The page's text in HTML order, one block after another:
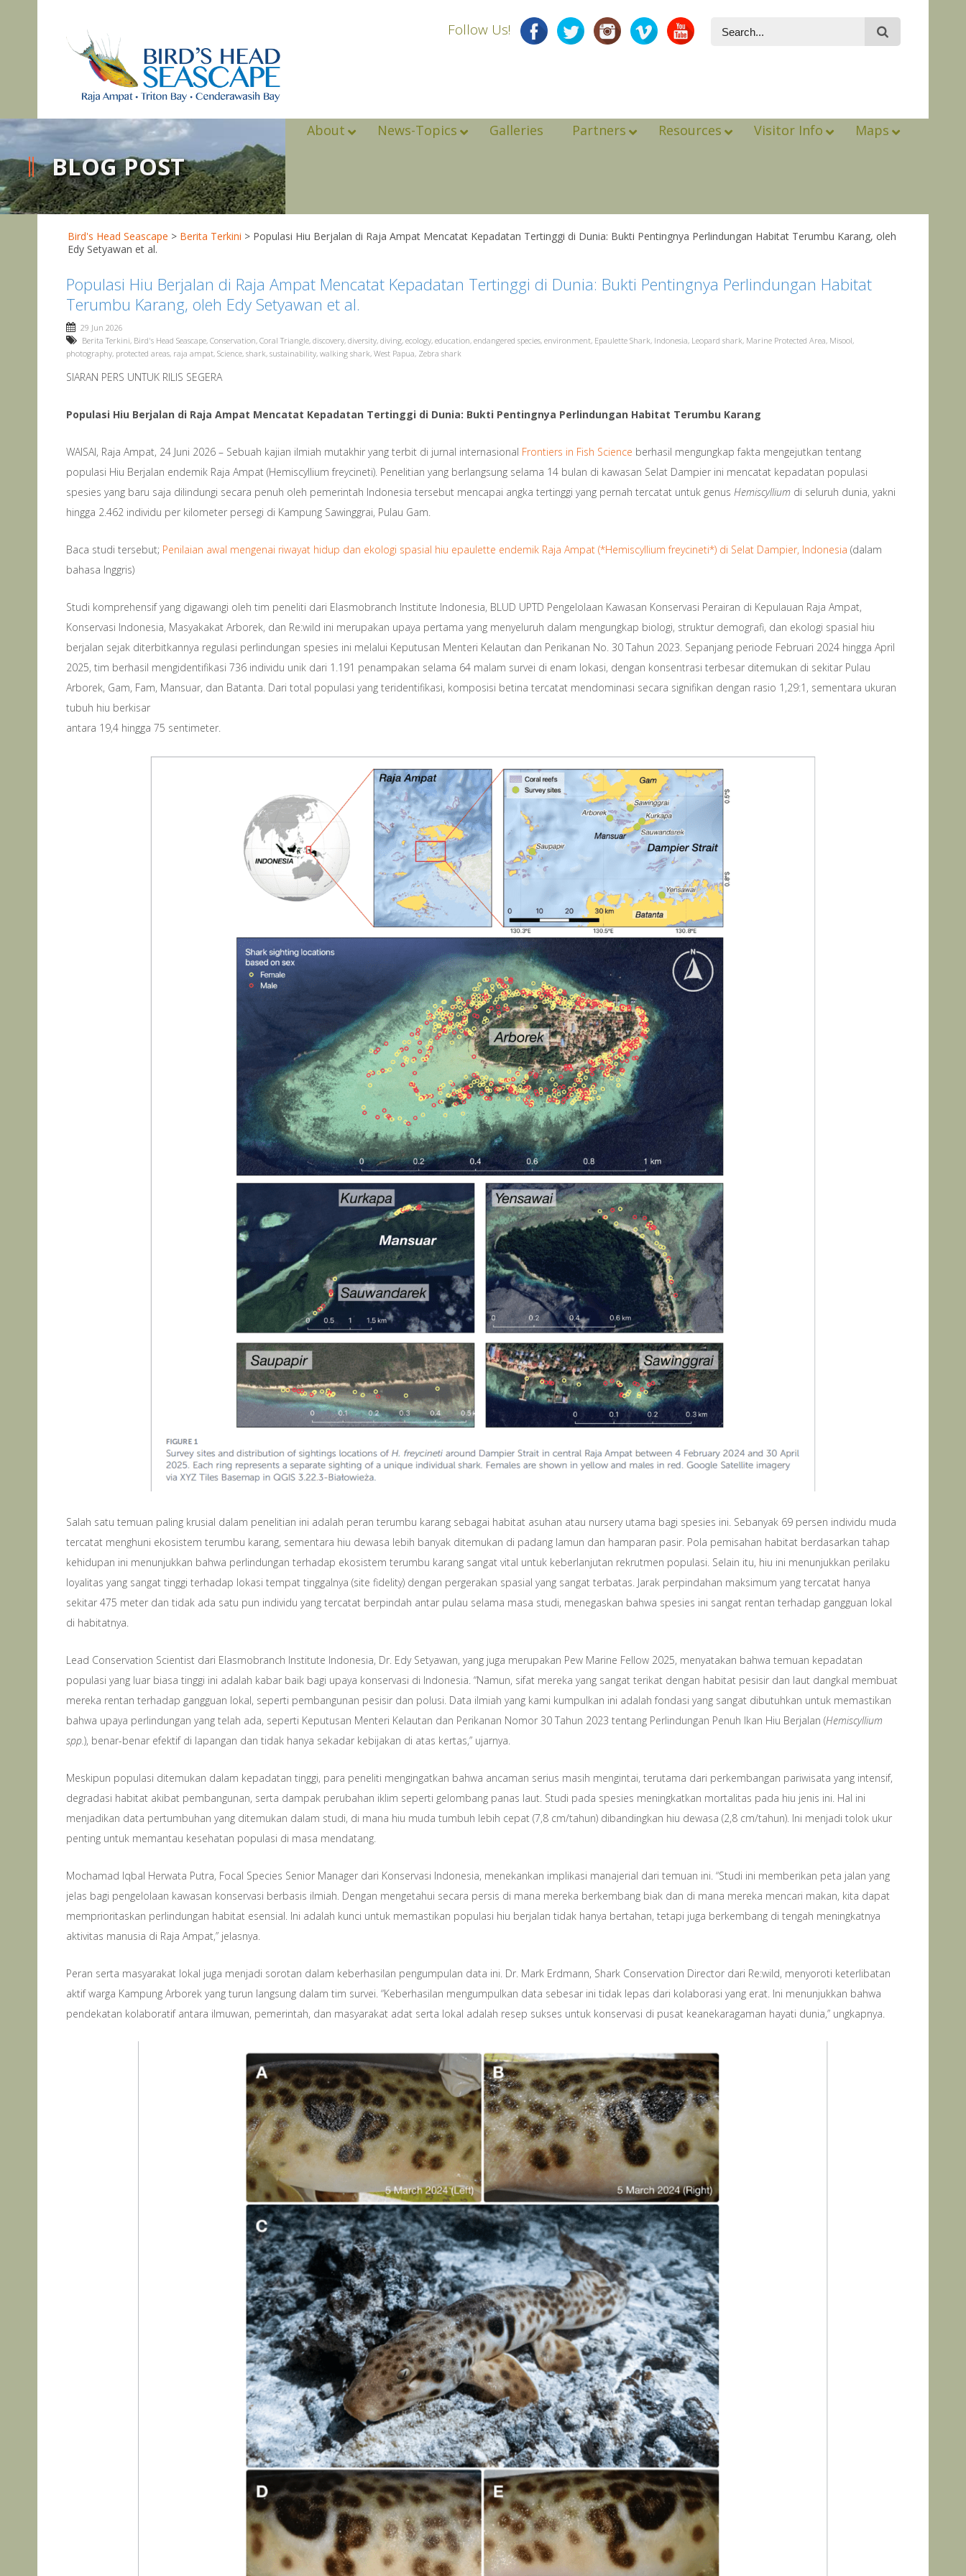
Follow Us!
About News-Topics Galleries Partners Resources Visitor Info Maps
BLOG POST
Bird's Head Seascape > Berita Terkini > Populasi Hiu Berjalan di Raja Ampat Mencatat Kepadatan Tertinggi di Dunia: Bukti Pentingnya Perlindungan Habitat Terumbu Karang, oleh
Edy Setyawan et al.
Populasi Hiu Berjalan di Raja Ampat Mencatat Kepadatan Tertinggi di Dunia: Bukti Pentingnya Perlindungan Habitat
Terumbu Karang, oleh Edy Setyawan et al.
29 Jun 2026
Berita Terkini, Bird's Head Seascape, Conservation, Coral Triangle, discovery, diversity, diving, ecology, education, endangered species, environment, Epaulette Shark, Indonesia, Leopard shark, Marine Protected Area, Misool,
photography, protected areas, raja ampat, Science, shark, sustainability, walking shark, West Papua, Zebra shark
SIARAN PERS UNTUK RILIS SEGERA
Populasi Hiu Berjalan di Raja Ampat Mencatat Kepadatan Tertinggi di Dunia: Bukti Pentingnya Perlindungan Habitat Terumbu Karang
WAISAI, Raja Ampat, 24 Juni 2026 – Sebuah kajian ilmiah mutakhir yang terbit di jurnal internasional Frontiers in Fish Science berhasil mengungkap fakta mengejutkan tentang
populasi Hiu Berjalan endemik Raja Ampat (Hemiscyllium freycineti). Penelitian yang berlangsung selama 14 bulan di kawasan Selat Dampier ini mencatat kepadatan populasi
spesies yang baru saja dilindungi secara penuh oleh pemerintah Indonesia tersebut mencapai angka tertinggi yang pernah tercatat untuk genus Hemiscyllium di seluruh dunia, yakni
hingga 2.462 individu per kilometer persegi di Kampung Sawinggrai, Pulau Gam.
Baca studi tersebut; Penilaian awal mengenai riwayat hidup dan ekologi spasial hiu epaulette endemik Raja Ampat (*Hemiscyllium freycineti*) di Selat Dampier, Indonesia (dalam
bahasa Inggris)
Studi komprehensif yang digawangi oleh tim peneliti dari Elasmobranch Institute Indonesia, BLUD UPTD Pengelolaan Kawasan Konservasi Perairan di Kepulauan Raja Ampat,
Konservasi Indonesia, Masyakakat Arborek, dan Re:wild ini merupakan upaya pertama yang menyeluruh dalam mengungkap biologi, struktur demografi, dan ekologi spasial hiu
berjalan sejak diterbitkannya regulasi perlindungan spesies ini melalui Keputusan Menteri Kelautan dan Perikanan No. 30 Tahun 2023. Sepanjang periode Februari 2024 hingga April
2025, tim berhasil mengidentifikasi 736 individu unik dari 1.191 penampakan selama 64 malam survei di enam lokasi, dengan konsentrasi terbesar ditemukan di sekitar Pulau
Arborek, Gam, Fam, Mansuar, dan Batanta. Dari total populasi yang teridentifikasi, komposisi betina tercatat mendominasi secara signifikan dengan rasio 1,29:1, sementara ukuran
tubuh hiu berkisar
antara 19,4 hingga 75 sentimeter.
Salah satu temuan paling krusial dalam penelitian ini adalah peran terumbu karang sebagai habitat asuhan atau nursery utama bagi spesies ini. Sebanyak 69 persen individu muda
tercatat menghuni ekosistem terumbu karang, sementara hiu dewasa lebih banyak ditemukan di padang lamun dan hamparan pasir. Pola pemisahan habitat berdasarkan tahap
kehidupan ini menunjukkan bahwa perlindungan terhadap ekosistem terumbu karang sangat vital untuk keberlanjutan rekrutmen populasi. Selain itu, hiu ini menunjukkan perilaku
loyalitas yang sangat tinggi terhadap lokasi tempat tinggalnya (site fidelity) dengan pergerakan spasial yang sangat terbatas. Jarak perpindahan maksimum yang tercatat hanya
sekitar 475 meter dan tidak ada satu pun individu yang tercatat berpindah antar pulau selama masa studi, menegaskan bahwa spesies ini sangat rentan terhadap gangguan lokal
di habitatnya.
Lead Conservation Scientist dari Elasmobranch Institute Indonesia, Dr. Edy Setyawan, yang juga merupakan Pew Marine Fellow 2025, menyatakan bahwa temuan kepadatan
populasi yang luar biasa tinggi ini adalah kabar baik bagi upaya konservasi di Indonesia. “Namun, sifat mereka yang sangat terikat dengan habitat pesisir dan laut dangkal membuat
mereka rentan terhadap gangguan lokal, seperti pembangunan pesisir dan polusi. Data ilmiah yang kami kumpulkan ini adalah fondasi yang sangat dibutuhkan untuk memastikan
bahwa upaya perlindungan yang telah ada, seperti Keputusan Menteri Kelautan dan Perikanan Nomor 30 Tahun 2023 tentang Perlindungan Penuh Ikan Hiu Berjalan (Hemiscyllium
spp.), benar-benar efektif di lapangan dan tidak hanya sekadar kebijakan di atas kertas,” ujarnya.
Meskipun populasi ditemukan dalam kepadatan tinggi, para peneliti mengingatkan bahwa ancaman serius masih mengintai, terutama dari perkembangan pariwisata yang intensif,
degradasi habitat akibat pembangunan, serta dampak perubahan iklim seperti gelombang panas laut. Studi pada spesies meningkatkan mortalitas pada hiu jenis ini. Hal ini
menjadikan data pertumbuhan yang ditemukan dalam studi, di mana hiu muda tumbuh lebih cepat (7,8 cm/tahun) dibandingkan hiu dewasa (2,8 cm/tahun). Ini menjadi tolok ukur
penting untuk memantau kesehatan populasi di masa mendatang.
Mochamad Iqbal Herwata Putra, Focal Species Senior Manager dari Konservasi Indonesia, menekankan implikasi manajerial dari temuan ini. “Studi ini memberikan peta jalan yang
jelas bagi pengelolaan kawasan konservasi berbasis ilmiah. Dengan mengetahui secara persis di mana mereka berkembang biak dan di mana mereka mencari makan, kita dapat
memprioritaskan perlindungan habitat esensial. Ini adalah kunci untuk memastikan populasi hiu berjalan tidak hanya bertahan, tetapi juga berkembang di tengah meningkatnya
aktivitas manusia di Raja Ampat,” jelasnya.
Peran serta masyarakat lokal juga menjadi sorotan dalam keberhasilan pengumpulan data ini. Dr. Mark Erdmann, Shark Conservation Director dari Re:wild, menyoroti keterlibatan
aktif warga Kampung Arborek yang turun langsung dalam tim survei. “Keberhasilan mengumpulkan data sebesar ini tidak lepas dari kolaborasi yang erat. Ini menunjukkan bahwa
pendekatan kolaboratif antara ilmuwan, pemerintah, dan masyarakat adat serta lokal adalah resep sukses untuk konservasi di pusat keanekaragaman hayati dunia,” ungkapnya.